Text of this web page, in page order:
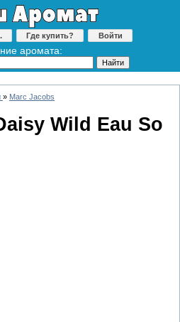
Где купить? Войти
аромата:
» Marc Jacobs
Wild Eau So